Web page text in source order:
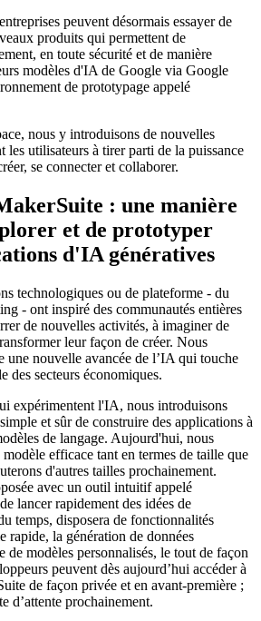
peuvent désormais essayer de
produits qui permettent de
en toute sécurité et de manière
modèles d'IA de Google via Google
de prototypage appelé
nous y introduisons de nouvelles
les utilisateurs à tirer parti de la puissance
se connecter et collaborer.
: une manière
et de prototyper
d'IA génératives
technologiques ou de plateforme - du
- ont inspiré des communautés entières
de nouvelles activités, à imaginer de
leur façon de créer. Nous
une nouvelle avancée de l’IA qui touche
des secteurs économiques.
expérimentent l'IA, nous introduisons
et sûr de construire des applications à
de langage. Aujourd'hui, nous
efficace tant en termes de taille que
d'autres tailles prochainement.
avec un outil intuitif appelé
lancer rapidement des idées de
temps, disposera de fonctionnalités
rapide, la génération de données
de modèles personnalisés, le tout de façon
peuvent dès aujourd’hui accéder à
de façon privée et en avant-première ;
d’attente prochainement.